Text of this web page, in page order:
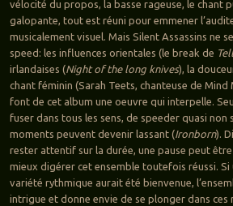
vélocité du propos, la basse rageuse, le chant
galopante, tout est réuni pour emmener
musicalement visuel. Mais Silent Assassins ne
speed: les influences orientales (le break de
irlandaises (Night of the long knives), la
chant féminin (Sarah Teets, chanteuse de Mind
font de cet album une oeuvre qui interpelle.
fuser dans tous les sens, de speeder quasi non
moments peuvent devenir lassant (Ironborn).
rester attentif sur la durée, une pause peut
mieux digérer cet ensemble toutefois réussi. Si
variété rythmique aurait été bienvenue,
intrigue et donne envie de se plonger dans